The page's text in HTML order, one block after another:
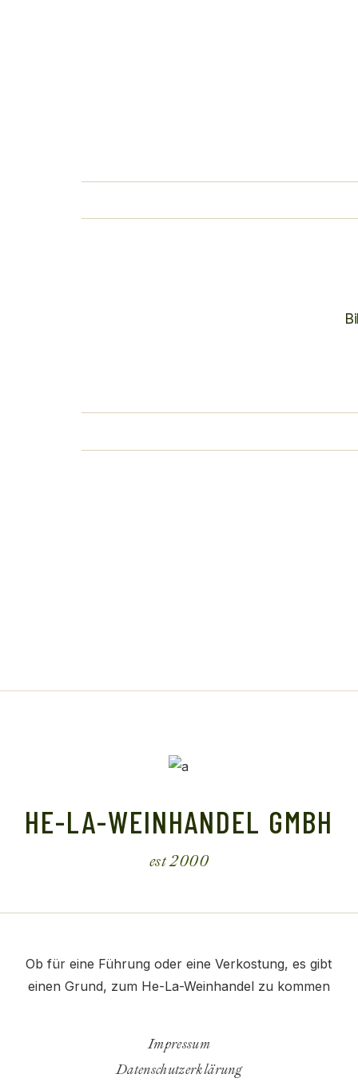
HE-LA-WEINHANDEL GMBH
est 2000
Ob für eine Führung oder eine Verkostung, es gibt
einen Grund, zum He-La-Weinhandel zu kommen
Impressum
Datenschutzerklärung